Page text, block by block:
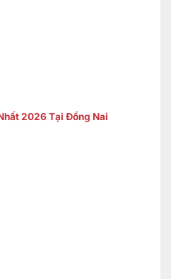
2026 Tại Đồng Nai